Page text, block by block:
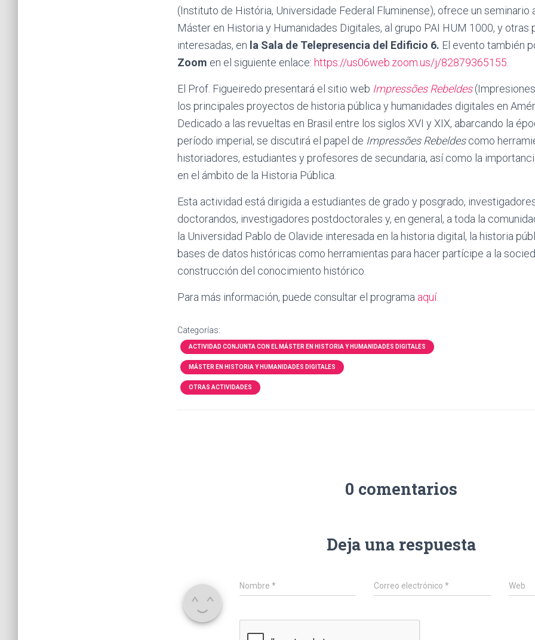
(Instituto de História, Universidade Federal Fluminense), ofrece un seminario
Máster en Historia y Humanidades Digitales, al grupo PAI HUM 1000, y otras
interesadas, en la Sala de Telepresencia del Edificio 6. El evento también
Zoom en el siguiente enlace: https://us06web.zoom.us/j/82879365155
El Prof. Figueiredo presentará el sitio web Impressões Rebeldes
los principales proyectos de historia pública y humanidades digitales en
Dedicado a las revueltas en Brasil entre los siglos XVI y XIX, abarcando la
período imperial, se discutirá el papel de Impressões Rebeldescomo
historiadores, estudiantes y profesores de secundaria, así como la
en el ámbito de la Historia Pública.
Esta actividad está dirigida a estudiantes de grado y posgrado,
doctorandos, investigadores postdoctorales y, en general, a toda la
la Universidad Pablo de Olavide interesada en la historia digital, la historia
bases de datos históricas como herramientas para hacer partícipe a la
construcción del conocimiento histórico.
Para más información, puede consultar el programa aquí.
Categorías:
ACTIVIDAD CONJUNTA CON EL MÁSTER EN HISTORIA Y HUMANIDADES DIGITALES
MÁSTER EN HISTORIA Y HUMANIDADES DIGITALES
OTRAS ACTIVIDADES
0 comentarios
Deja una respuesta
Nombre * Correo electrónico* Web